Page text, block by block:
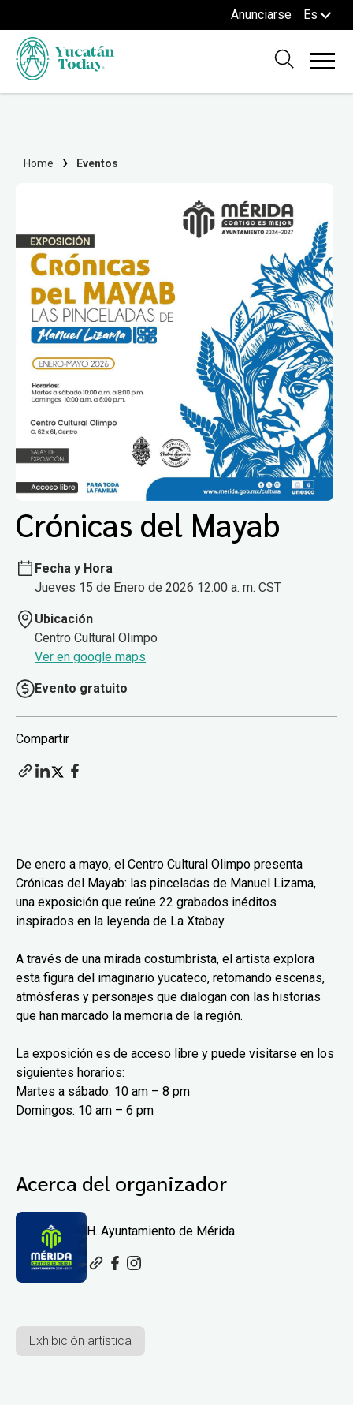
Anunciarse Es
Home Eventos
Crónicas del Mayab
Fecha y Hora
Jueves 15 de Enero de 2026 12:00 a. m. CST
Ubicación
Centro Cultural Olimpo
Ver en google maps
Evento gratuito
Compartir
De enero a mayo, el Centro Cultural Olimpo presenta
Crónicas del Mayab: las pinceladas de Manuel Lizama,
una exposición que reúne 22 grabados inéditos
inspirados en la leyenda de La Xtabay.
A través de una mirada costumbrista, el artista explora
esta figura del imaginario yucateco, retomando escenas,
atmósferas y personajes que dialogan con las historias
que han marcado la memoria de la región.
La exposición es de acceso libre y puede visitarse en los
siguientes horarios:
Martes a sábado: 10 am – 8 pm
Domingos: 10 am – 6 pm
Acerca del organizador
H. Ayuntamiento de Mérida
Exhibición artística